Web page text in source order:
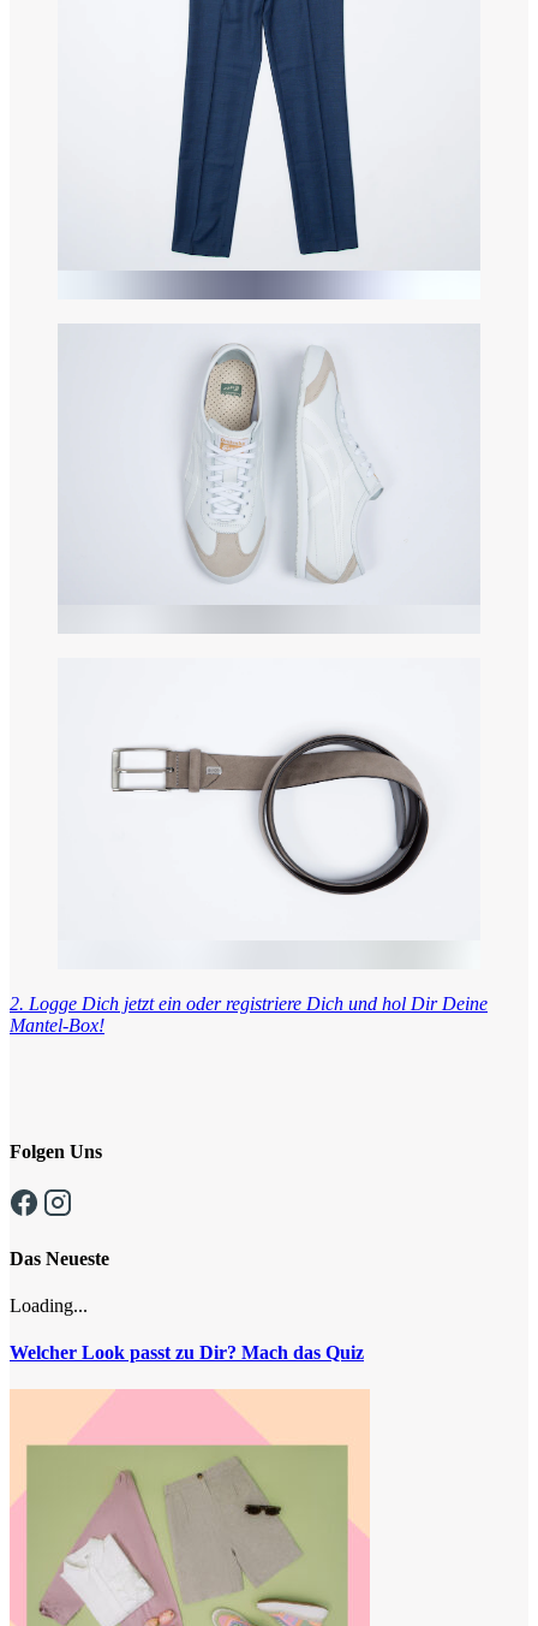
2. Logge Dich jetzt ein oder registriere Dich und hol Dir Deine
Mantel-Box!
Folgen Uns
Das Neueste
Loading...
Welcher Look passt zu Dir? Mach das Quiz